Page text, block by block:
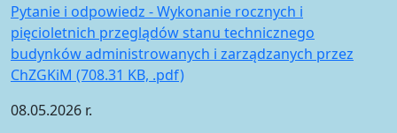
Pytanie i odpowiedz - Wykonanie rocznych i
pięcioletnich przeglądów stanu technicznego
budynków administrowanych i zarządzanych przez
ChZGKiM (708.31 KB, .pdf)
08.05.2026 r.